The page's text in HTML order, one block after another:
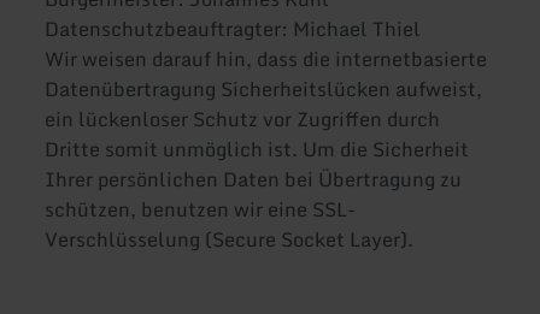
Datenschutzbeauftragter: Michael Thiel
Wir weisen darauf hin, dass die internetbasierte
Datenübertragung Sicherheitslücken aufweist,
ein lückenloser Schutz vor Zugriffen durch
Dritte somit unmöglich ist. Um die Sicherheit
Ihrer persönlichen Daten bei Übertragung zu
schützen, benutzen wir eine SSL-
Verschlüsselung (Secure Socket Layer).